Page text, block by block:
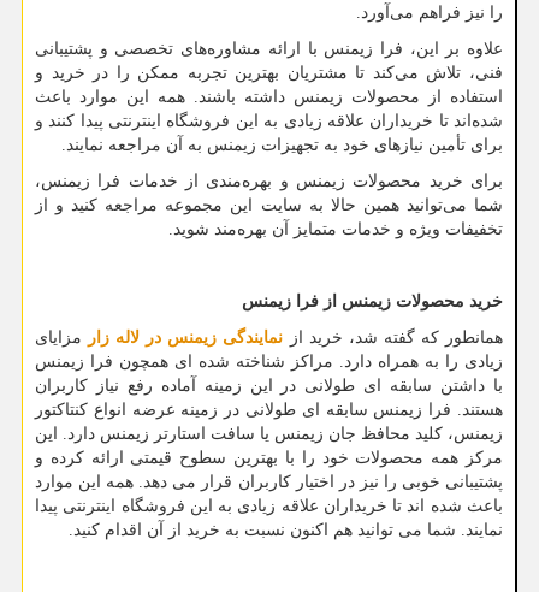
را نیز فراهم می‌آورد.
علاوه بر این، فرا زیمنس با ارائه مشاوره‌های تخصصی و پشتیبانی
فنی، تلاش می‌کند تا مشتریان بهترین تجربه ممکن را در خرید و
استفاده از محصولات زیمنس داشته باشند. همه این موارد باعث
شده‌اند تا خریداران علاقه زیادی به این فروشگاه اینترنتی پیدا کنند و
برای تأمین نیازهای خود به تجهیزات زیمنس به آن مراجعه نمایند.
برای خرید محصولات زیمنس و بهره‌مندی از خدمات فرا زیمنس،
شما می‌توانید همین حالا به سایت این مجموعه مراجعه کنید و از
تخفیفات ویژه و خدمات متمایز آن بهره‌مند شوید.
خرید محصولات زیمنس از فرا زیمنس
همانطور که گفته شد، خرید از نمایندگی زیمنس در لاله زار
مزایای
زیادی را به همراه دارد. مراکز شناخته شده ای همچون فرا زیمنس
با داشتن سابقه ای طولانی در این زمینه آماده رفع نیاز کاربران
هستند. فرا زیمنس سابقه ای طولانی در زمینه عرضه انواع کنتاکتور
زیمنس، کلید محافظ جان زیمنس یا سافت استارتر زیمنس دارد. این
مرکز همه محصولات خود را با بهترین سطوح قیمتی ارائه کرده و
پشتیبانی خوبی را نیز در اختیار کاربران قرار می دهد. همه این موارد
باعث شده اند تا خریداران علاقه زیادی به این فروشگاه اینترنتی پیدا
نمایند. شما می توانید هم اکنون نسبت به خرید از آن اقدام کنید.